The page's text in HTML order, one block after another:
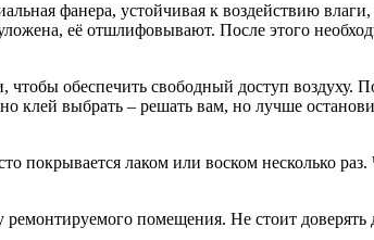
фанера, устойчивая к воздействию влаги,
её отшлифовывают. После этого
обеспечить свободный доступ воздуху.
клей выбрать – решать вам, но лучше
покрывается лаком или воском несколько раз.
ремонтируемого помещения. Не стоит